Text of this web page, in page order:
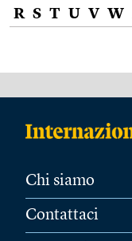
R S T U V W
Chi siamo
Contattaci